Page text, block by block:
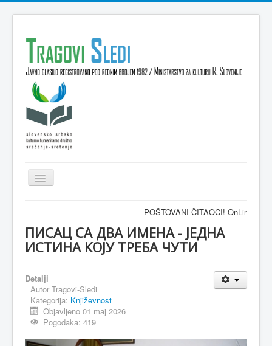
Isključi
navigaciju
VESTI
KULTURA
MAGAZIN
FELJTON
POŠTOVANI ČITAOCI! OnLine
ПИСАЦ СА ДВА ИМЕНА - ЈЕДНА
ИСТИНА КОЈУ ТРЕБА ЧУТИ
Detalji
Autor Tragovi-Sledi
Kategorija: Književnost
Objavljeno 01 maj 2026
Pogodaka: 419